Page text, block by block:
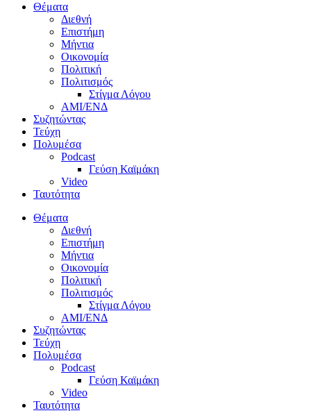
Θέματα
Διεθνή
Επιστήμη
Μήντια
Οικονομία
Πολιτική
Πολιτισμός
Στίγμα Λόγου
AMI/ΕΝΔ
Συζητώντας
Τεύχη
Πολυμέσα
Podcast
Γεύση Καϊμάκη
Video
Ταυτότητα
Θέματα
Διεθνή
Επιστήμη
Μήντια
Οικονομία
Πολιτική
Πολιτισμός
Στίγμα Λόγου
AMI/ΕΝΔ
Συζητώντας
Τεύχη
Πολυμέσα
Podcast
Γεύση Καϊμάκη
Video
Ταυτότητα